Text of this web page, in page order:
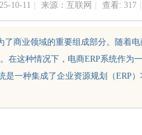
10-11 来源：互联网 查看: 317
了商业领域的重要组成部分。随着
在这种情况下，电商ERP系统作为
是一种集成了企业资源规划（ERP